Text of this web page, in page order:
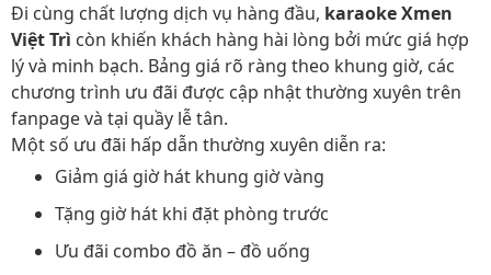
Đi cùng chất lượng dịch vụ hàng đầu, karaoke Xmen
Việt Trì còn khiến khách hàng hài lòng bởi mức giá hợp
lý và minh bạch. Bảng giá rõ ràng theo khung giờ, các
chương trình ưu đãi được cập nhật thường xuyên trên
fanpage và tại quầy lễ tân.
Một số ưu đãi hấp dẫn thường xuyên diễn ra:
Giảm giá giờ hát khung giờ vàng
Tặng giờ hát khi đặt phòng trước
Ưu đãi combo đồ ăn – đồ uống